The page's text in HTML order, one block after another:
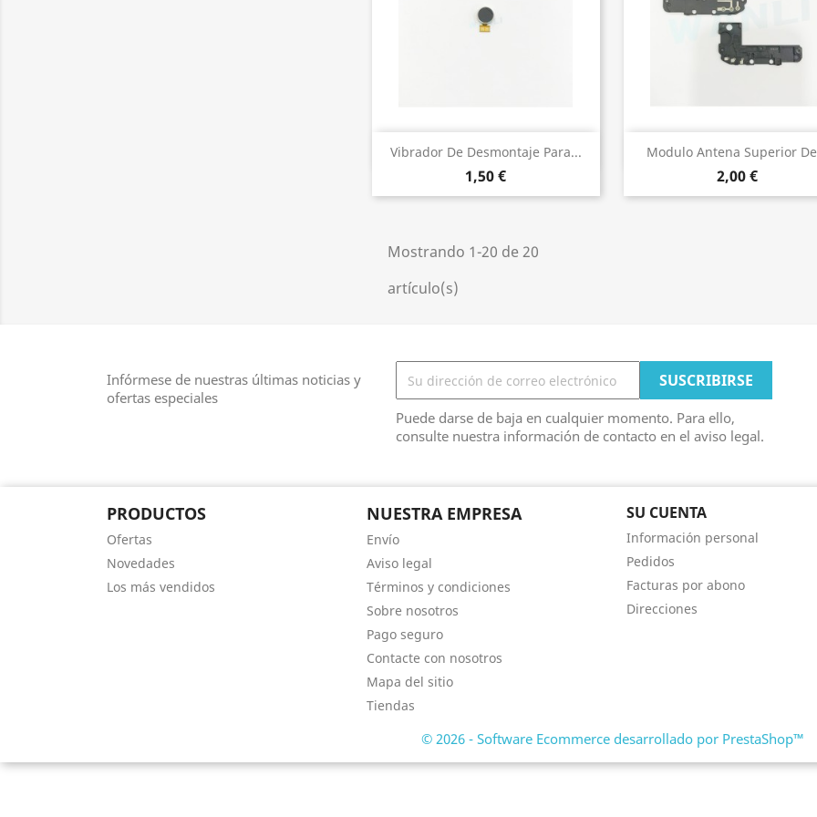
Vibrador De Desmontaje Para...
1,50 €
Vista rápida Modulo Antena Superior
2,00 €
Vista rápida
Mostrando 1-20 de 20
artículo(s)
Infórmese de nuestras últimas noticias y
ofertas especiales
Puede darse de baja en cualquier momento. Para ello,
consulte nuestra información de contacto en el aviso legal.
PRODUCTOS
Ofertas
Novedades
Los más vendidos
NUESTRA EMPRESA
Envío
Aviso legal
Términos y condiciones
Sobre nosotros
Pago seguro
Contacte con nosotros
Mapa del sitio
Tiendas
SU CUENTA
Información personal
Pedidos
Facturas por abono
Direcciones
© 2026 - Software Ecommerce desarrollado por PrestaShop™